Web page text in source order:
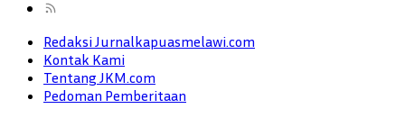
Redaksi Jurnalkapuasmelawi.com
Kontak Kami
Tentang JKM.com
Pedoman Pemberitaan